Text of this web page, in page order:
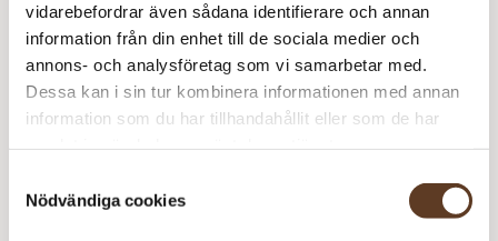
vidarebefordrar även sådana identifierare och annan
information från din enhet till de sociala medier och
annons- och analysföretag som vi samarbetar med.
Dessa kan i sin tur kombinera informationen med annan
information som du har tillhandahållit eller som de har
Nödvändiga cookies
Se lagersaldo i butik
Om Rauma Garn
hantverkstraditioner. Deras garner, som tillverkas av 100%